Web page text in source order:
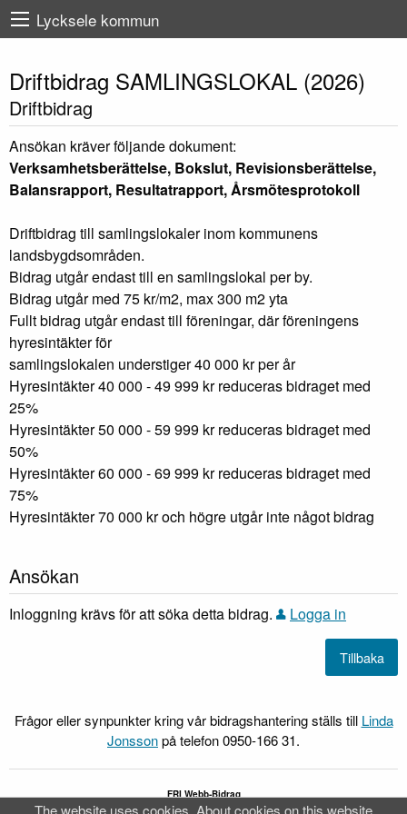
Lycksele kommun
Driftbidrag SAMLINGSLOKAL (2026)
Driftbidrag
Ansökan kräver följande dokument:
Verksamhetsberättelse, Bokslut, Revisionsberättelse,
Balansrapport, Resultatrapport, Årsmötesprotokoll
Driftbidrag till samlingslokaler inom kommunens
landsbygdsområden.
Bidrag utgår endast till en samlingslokal per by.
Bidrag utgår med 75 kr/m2, max 300 m2 yta
Fullt bidrag utgår endast till föreningar, där föreningens
hyresintäkter för
samlingslokalen understiger 40 000 kr per år
Hyresintäkter 40 000 - 49 999 kr reduceras bidraget med
25%
Hyresintäkter 50 000 - 59 999 kr reduceras bidraget med
50%
Hyresintäkter 60 000 - 69 999 kr reduceras bidraget med
75%
Hyresintäkter 70 000 kr och högre utgår inte något bidrag
Ansökan
Inloggning krävs för att söka detta bidrag. Logga in
Frågor eller synpunkter kring vår bidragshantering ställs till Linda
Jonssonpå telefon 0950-166 31.
FRI Webb-Bidrag
FRI
är ett avIdavall Data ABregistrerat varumärke.
The website uses cookies. About cookies on this website